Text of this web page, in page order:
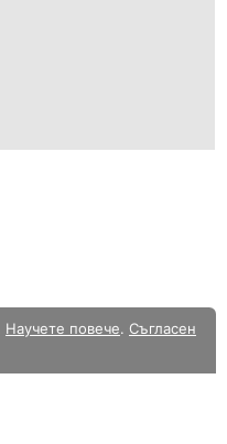
Научете повече. Съгласен